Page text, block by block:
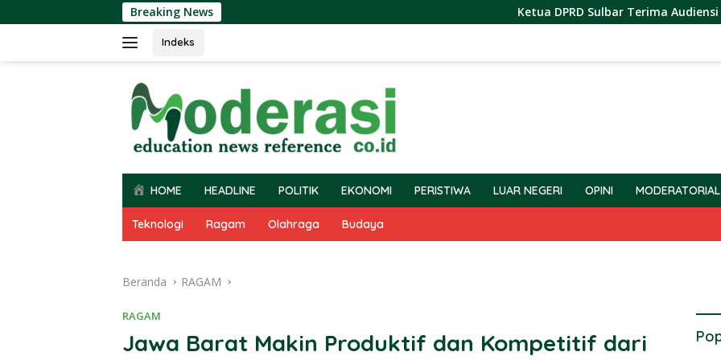
ke
Breaking News Ketua DPRD Sulbar Terima Audiensi BPS
Indeks
HOME HEADLINE POLITIK EKONOMI PERISTIWA LUAR NEGERI OPINI MODERATORIAL
Teknologi Ragam Olahraga Budaya
Beranda RAGAM
RAGAM
Jawa Barat Makin Produktif dan Kompetitif dari